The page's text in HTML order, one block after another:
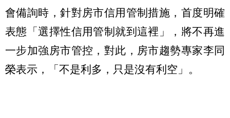
會備詢時，針對房市信用管制措施，首度明確
表態「選擇性信用管制就到這裡」，將不再進
一步加強房市管控，對此，房市趨勢專家李同
榮表示，「不是利多，只是沒有利空」。